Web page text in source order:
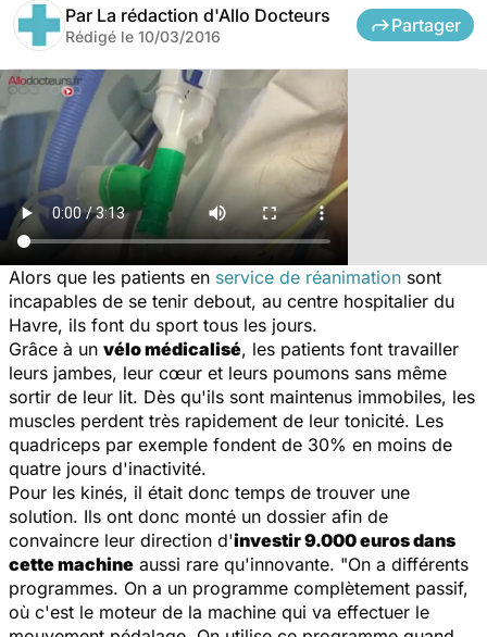
Par La rédaction d'Allo Docteurs
Rédigé le 10/03/2016
Partager
Alors que les patients en service de réanimation sont
incapables de se tenir debout, au centre hospitalier du
Havre, ils font du sport tous les jours.
Grâce à un vélo médicalisé, les patients font travailler
leurs jambes, leur cœur et leurs poumons sans même
sortir de leur lit. Dès qu'ils sont maintenus immobiles, les
muscles perdent très rapidement de leur tonicité. Les
quadriceps par exemple fondent de 30% en moins de
quatre jours d'inactivité.
Pour les kinés, il était donc temps de trouver une
solution. Ils ont donc monté un dossier afin de
convaincre leur direction d'investir 9.000 euros dans
cette machine aussi rare qu'innovante. "On a différents
programmes. On a un programme complètement passif,
où c'est le moteur de la machine qui va effectuer le